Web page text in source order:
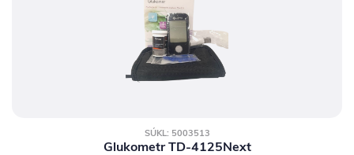
SÚKL: 5003513
Glukometr TD-4125Next